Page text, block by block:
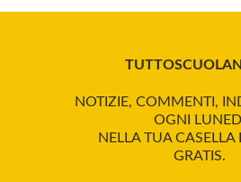
NOTIZIE, COMMENTI,
OGNI LUNEDÌ
NELLA TUA CASELLA
GRATIS.